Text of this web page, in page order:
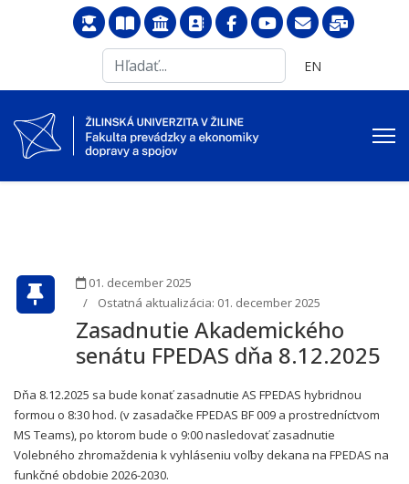
...
Vyberte váš jazyk
EN
01. december 2025
Ostatná aktualizácia: 01. december 2025
Zasadnutie Akademického
senátu FPEDAS dňa 8.12.2025
Dňa 8.12.2025 sa bude konať zasadnutie AS FPEDAS hybridnou
formou o 8:30 hod. (v zasadačke FPEDAS BF 009 a prostredníctvom
MS Teams), po ktorom bude o 9:00 nasledovať zasadnutie
Volebného zhromaždenia k vyhláseniu voľby dekana na FPEDAS na
funkčné obdobie 2026-2030.